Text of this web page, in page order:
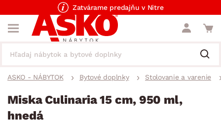
Zatvárame predajňu v Nitre
ASKO - NÁBYTOK Bytové doplnky Stolovanie a varenie
Miska Culinaria 15 cm, 950 ml,
hnedá